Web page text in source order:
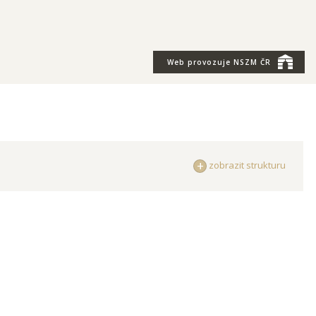
Web provozuje NSZM ČR
zobrazit strukturu